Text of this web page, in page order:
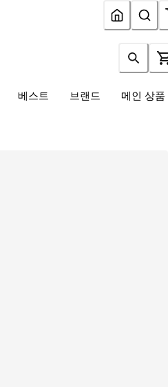
베스트 브랜드 메인 상품